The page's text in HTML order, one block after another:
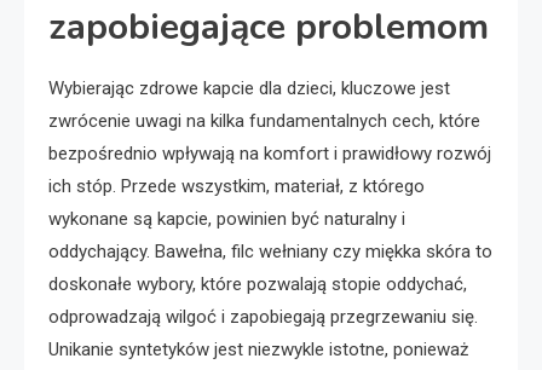
zapobiegające problemom
Wybierając zdrowe kapcie dla dzieci, kluczowe jest
zwrócenie uwagi na kilka fundamentalnych cech, które
bezpośrednio wpływają na komfort i prawidłowy rozwój
ich stóp. Przede wszystkim, materiał, z którego
wykonane są kapcie, powinien być naturalny i
oddychający. Bawełna, filc wełniany czy miękka skóra to
doskonałe wybory, które pozwalają stopie oddychać,
odprowadzają wilgoć i zapobiegają przegrzewaniu się.
Unikanie syntetyków jest niezwykle istotne, ponieważ